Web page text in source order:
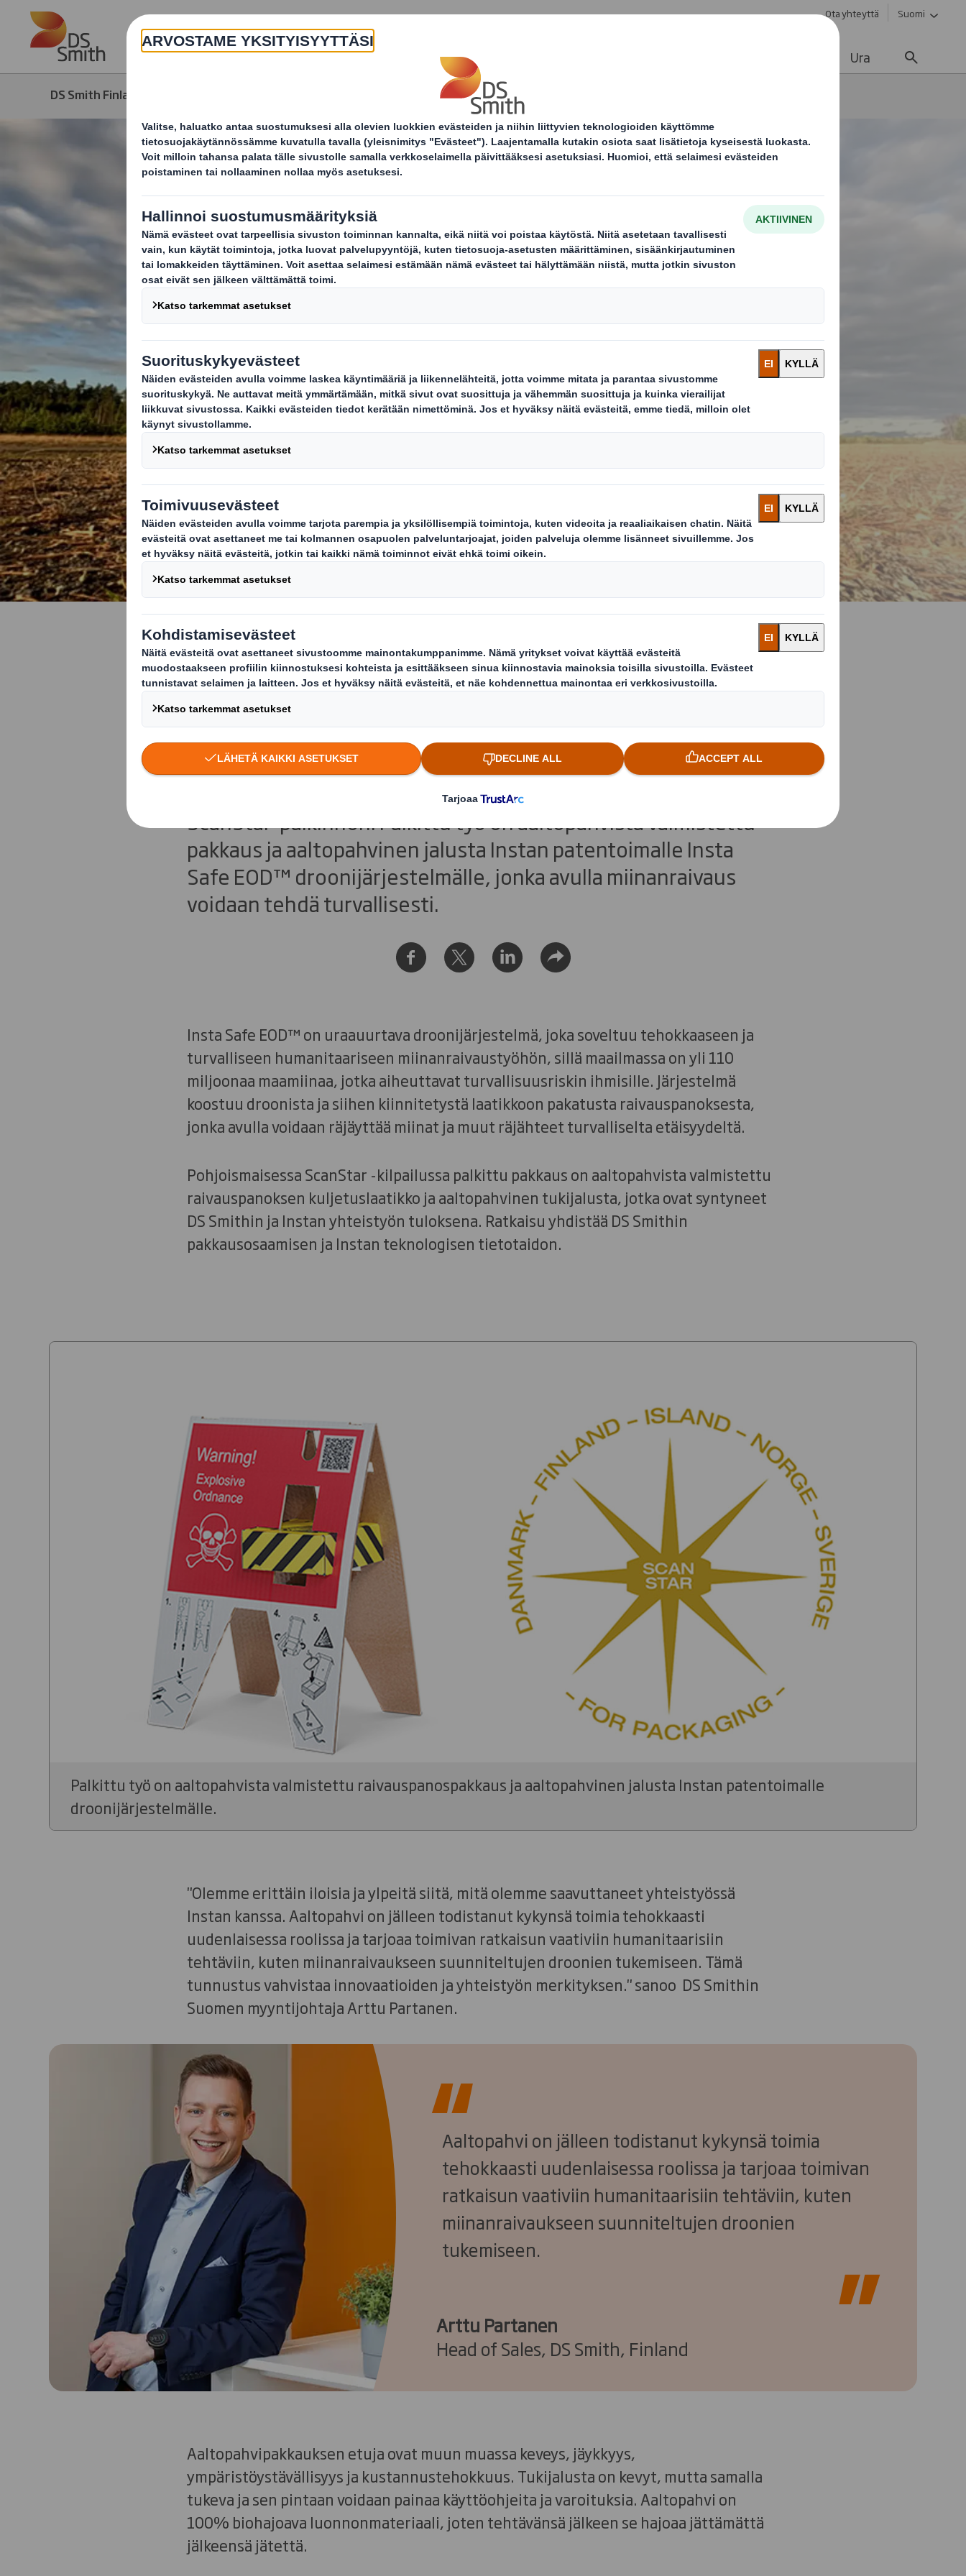
Skip to main content Ota yhteyttä Suomi
Tuotteet ja palvelut Ura
DS Smith Finland Uutiset ja tiedotteet DS Smith ja Insta palkittiin ScanStarilla
DS Smith ja Insta palkittiin ScanStarilla
DS Smith on voittanut yhdessä asiakkaansa teknologiayhtiö
Instan kanssa pohjoismaisessa pakkaussuunnittelukilpailussa
ScanStar-palkinnon. Palkittu työ on aaltopahvista valmistettu
pakkaus ja aaltopahvinen jalusta Instan patentoimalle Insta
Safe EOD™ droonijärjestelmälle, jonka avulla miinanraivaus
voidaan tehdä turvallisesti.
Insta Safe EOD™ on uraauurtava droonijärjestelmä, joka soveltuu tehokkaaseen ja
turvalliseen humanitaariseen miinanraivaustyöhön, sillä maailmassa on yli 110
miljoonaa maamiinaa, jotka aiheuttavat turvallisuusriskin ihmisille. Järjestelmä
koostuu droonista ja siihen kiinnitetystä laatikkoon pakatusta raivauspanoksesta,
jonka avulla voidaan räjäyttää miinat ja muut räjähteet turvalliselta etäisyydeltä.
Pohjoismaisessa ScanStar -kilpailussa palkittu pakkaus on aaltopahvista valmistettu
raivauspanoksen kuljetuslaatikko ja aaltopahvinen tukijalusta, jotka ovat syntyneet
DS Smithin ja Instan yhteistyön tuloksena. Ratkaisu yhdistää DS Smithin
pakkausosaamisen ja Instan teknologisen tietotaidon.
Palkittu työ on aaltopahvista valmistettu raivauspanospakkaus ja aaltopahvinen jalusta Instan patentoimalle
droonijärjestelmälle.
"Olemme erittäin iloisia ja ylpeitä siitä, mitä olemme saavuttaneet yhteistyössä
Instan kanssa. Aaltopahvi on jälleen todistanut kykynsä toimia tehokkaasti
uudenlaisessa roolissa ja tarjoaa toimivan ratkaisun vaativiin humanitaarisiin
tehtäviin, kuten miinanraivaukseen suunniteltujen droonien tukemiseen. Tämä
tunnustus vahvistaa innovaatioiden ja yhteistyön merkityksen." sanoo DS Smithin
Suomen myyntijohtaja Arttu Partanen.
Aaltopahvi on jälleen todistanut kykynsä toimia
tehokkaasti uudenlaisessa roolissa ja tarjoaa toimivan
ratkaisun vaativiin humanitaarisiin tehtäviin, kuten
miinanraivaukseen suunniteltujen droonien
tukemiseen.
Arttu Partanen
Head of Sales, DS Smith, Finland
Aaltopahvipakkauksen etuja ovat muun muassa keveys, jäykkyys,
ympäristöystävällisyys ja kustannustehokkuus. Tukijalusta on kevyt, mutta samalla
tukeva ja sen pintaan voidaan painaa käyttöohjeita ja varoituksia. Aaltopahvi on
100% biohajoava luonnonmateriaali, joten tehtävänsä jälkeen se hajoaa jättämättä
jälkeensä jätettä.